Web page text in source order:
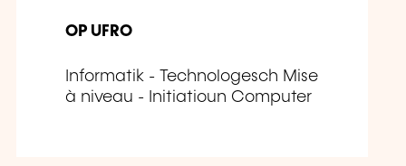
OP UFRO
Informatik - Technologesch Mise
à niveau - Initiatioun Computer